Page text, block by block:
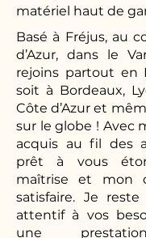
matériel haut de
Basé à Fréjus, au
d’Azur, dans le
rejoins partout en
soit à Bordeaux,
Côte d’Azur et
sur le globe ! Avec
acquis au fil des
prêt à vous
maîtrise et mon
satisfaire. Je
attentif à vos
une